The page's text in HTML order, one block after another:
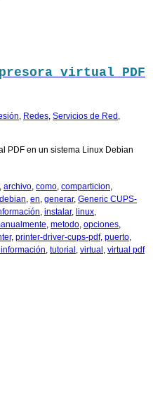
virtual PDF
Redes Servicios de Red
PDF en un sistema Linux Debian
archivo como comparticion
debian en generar, Generic CUPS-
instalar, linux
metodo opciones
, printer-driver-cups-pdf, puerto
tutorial virtual virtual pdf